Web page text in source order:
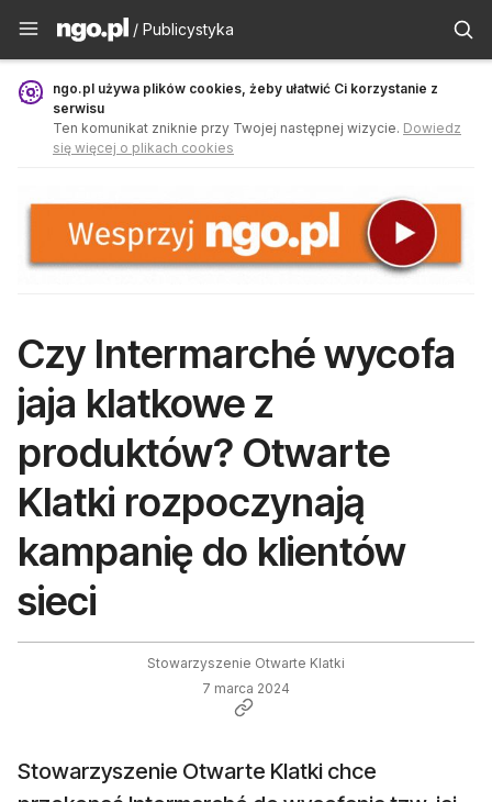
Publicystyka - ngo.pl
/ Publicystyka
ngo.pl używa plików cookies, żeby ułatwić Ci korzystanie z
serwisu
Ten komunikat zniknie przy Twojej następnej wizycie. Dowiedz
się więcej o plikach cookies
Czy Intermarché wycofa
jaja klatkowe z
produktów? Otwarte
Klatki rozpoczynają
kampanię do klientów
sieci
Stowarzyszenie Otwarte Klatki
7 marca 2024
Stowarzyszenie Otwarte Klatki chce